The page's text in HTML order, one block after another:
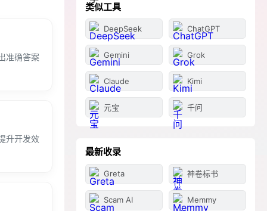
准确答案
升开发效
类似工具
DeepSeek ChatGPT
Gemini Grok
Claude Kimi
元宝 千问
最新收录
Greta 神卷标书
Scam AI Memmy